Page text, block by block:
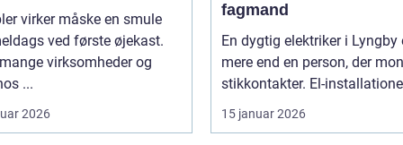
virker måske en smule
ved første øjekast.
virksomheder og
...
2026
fagmand
En dygtig elektriker i Lyngby
mere end en person, der
stikkontakter. El-
15 januar 2026